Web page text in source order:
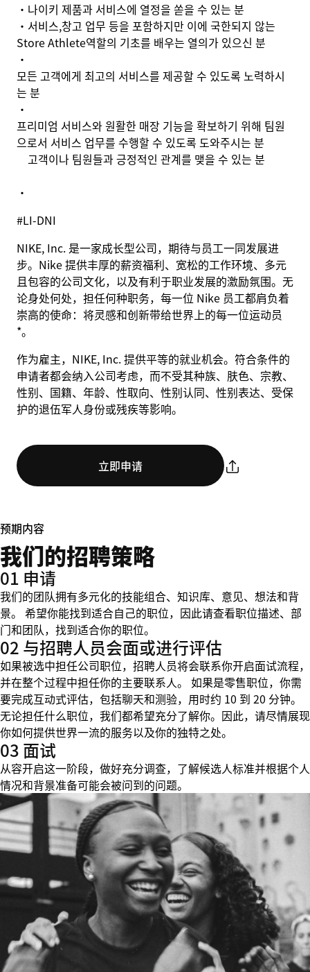
• 나이키 제품과 서비스에 열정을 쏟을 수 있는 분
• 서비스,창고 업무 등을 포함하지만 이에 국한되지 않는
Store Athlete역할의 기초를 배우는 열의가 있으신 분
•
모든 고객에게 최고의 서비스를 제공할 수 있도록 노력하시
는 분
•
프리미엄 서비스와 원활한 매장 기능을 확보하기 위해 팀원
으로서 서비스 업무를 수행할 수 있도록 도와주시는 분
•
고객이나 팀원들과 긍정적인 관계를 맺을 수 있는 분
#LI-DNI
NIKE, Inc. 是一家成长型公司，期待与员工一同发展进
步。Nike 提供丰厚的薪资福利、宽松的工作环境、多元
且包容的公司文化，以及有利于职业发展的激励氛围。无
论身处何处，担任何种职务，每一位 Nike 员工都肩负着
崇高的使命：将灵感和创新带给世界上的每一位运动员
*。
作为雇主，NIKE, Inc. 提供平等的就业机会。符合条件的
申请者都会纳入公司考虑，而不受其种族、肤色、宗教、
性别、国籍、年龄、性取向、性别认同、性别表达、受保
护的退伍军人身份或残疾等影响。
立即申请
预期内容
我们的招聘策略
01 申请
我们的团队拥有多元化的技能组合、知识库、意见、想法和背
景。 希望你能找到适合自己的职位，因此请查看职位描述、部
门和团队，找到适合你的职位。
02 与招聘人员会面或进行评估
如果被选中担任公司职位，招聘人员将会联系你开启面试流程，
并在整个过程中担任你的主要联系人。 如果是零售职位，你需
要完成互动式评估，包括聊天和测验，用时约 10 到 20 分钟。
无论担任什么职位，我们都希望充分了解你。因此，请尽情展现
你如何提供世界一流的服务以及你的独特之处。
03 面试
从容开启这一阶段，做好充分调查，了解候选人标准并根据个人
情况和背景准备可能会被问到的问题。